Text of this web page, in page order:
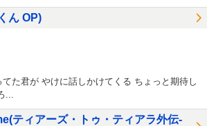
ん OP)
た君が やけに話しかけてくる ちょっと期待し
ティアーズ・トゥ・ティアラ外伝-